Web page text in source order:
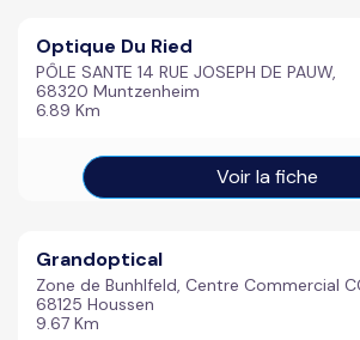
Optique Du Ried
PÔLE SANTE 14 RUE JOSEPH DE PAUW,
68320 Muntzenheim
6.89 Km
Voir la fiche
Grandoptical
Zone de Bunhlfeld, Centre Commercial
68125 Houssen
9.67 Km